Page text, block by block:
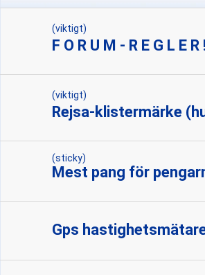
(viktigt)
F O R U M - R E G L E
(viktigt)
Rejsa-klistermärke
(sticky)
Mest pang för
Gps